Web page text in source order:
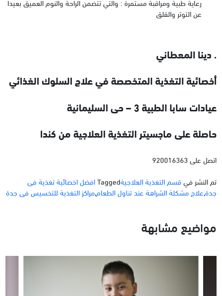
رعاية طبية ومراقبة مستمرة : والتي تتضمن الراحة والنوم العميق بعيدا
عن التوتر والقلق
. دينا المعطاني
أخصائية التغذية المتخصصة في علاج السلوك الغذائي
عيادات سابا الطبية 3 – حى السليمانية
حاصلة على ماجسيتر التغذية العلاجية من كندا
اتصل على 920016363
تم النشر فيقسم التغذية العلاجيةTaggedافضل اخصائية تغذية فى
جدة,علاج مشكلة الشراهة عند تناول الطعام,مراكز التغذية للتخسيس فى جدة
مواضيع مشابهة